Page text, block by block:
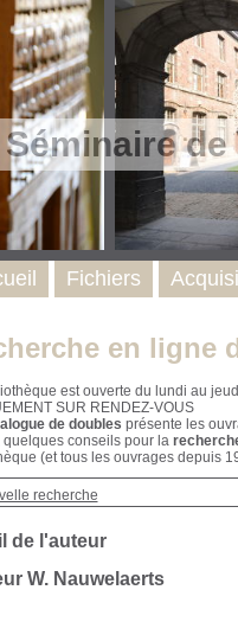
de
en ligne
est ouverte du lundi au
SUR RENDEZ-VOUS
de doubles présente les
quelques conseils pour la
(et tous les ouvrages depuis
recherche
de l'auteur
W. Nauwelaerts
Fichiers